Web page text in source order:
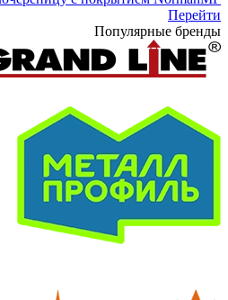
Перейти
Популярные бренды